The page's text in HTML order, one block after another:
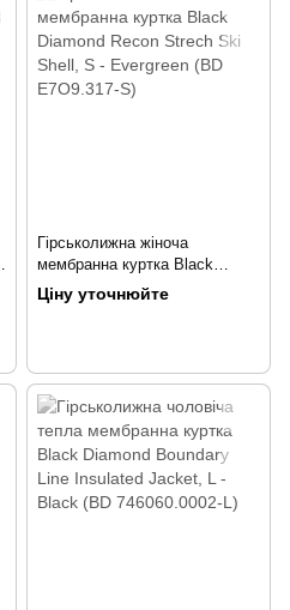
Гірськолижна жіноча
мембранна куртка Black
Diamond Recon Strech Ski
Shell, S - Evergreen (BD
Ціну уточнюйте